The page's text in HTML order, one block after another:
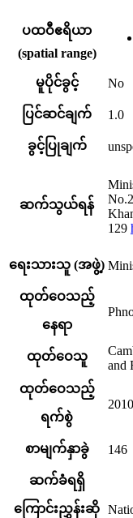
ပထဝီဧရိယာ
(spatial range)
မူပိုင်ခွင့် No
ပြင်ဆင်ချက် 1.0
ခွင့်ပြုချက်
ဆက်သွယ်ရန်
129
ရေးသားသူ (အဖွဲ့)
ထုတ်ဝေသည့်
နေရာ
ထုတ်ဝေသူ
and
ထုတ်ဝေသည့်
ရက်စွဲ
2010
စာမျက်နှာခွဲ 146
ဆက်ခံရရှိ
ကြောင်းညွှန်းဆို